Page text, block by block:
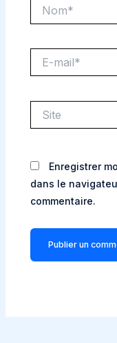
mail*
Enregistrer
dans le
commentaire.